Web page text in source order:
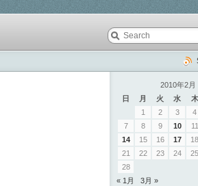
2010年2月
日
月 火 水 木
1
2 3 4
7
8 9 10 11
14
15 16 17 18
21
22 23 24 25
28
« 1月
3月 »